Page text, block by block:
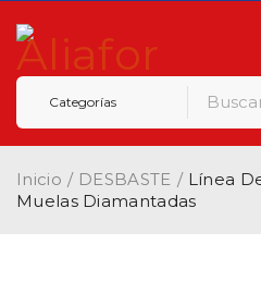
Inicio / DESBASTE / Línea
Muelas Diamantadas